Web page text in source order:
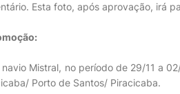
Esta foto, após aprovação, irá
Mistral, no período de 29/11 a
Porto de Santos/ Piracicaba.